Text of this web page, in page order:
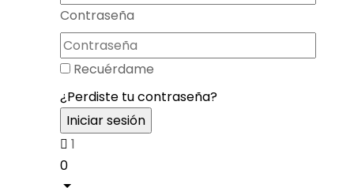
Contraseña
Recuérdame
¿Perdiste tu contraseña?
1
0